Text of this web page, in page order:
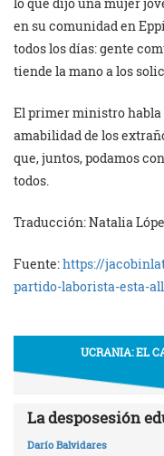
en su comunidad en
todos los días: gente
tiende la mano a los
El primer ministro habla
amabilidad de los
que, juntos, podamos
todos.
Traducción: Natalia
Fuente:https://
partido-laborista-esta-
UCRANIA: EL
La desposesión
Darío Balvidares